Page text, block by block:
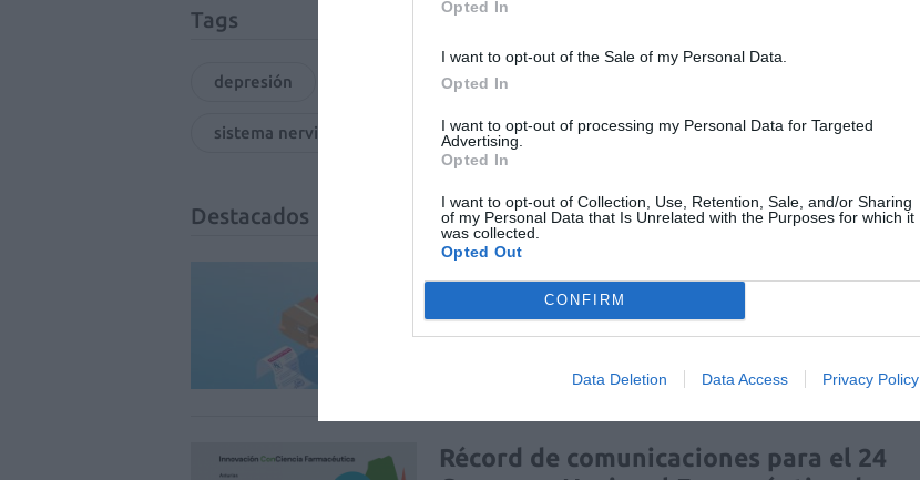
Opted In
I want to opt-out of the Sale of my Personal Data.
Opted In
I want to opt-out of processing my Personal Data for Targeted
Advertising.
Opted In
I want to opt-out of Collection, Use, Retention, Sale, and/or Sharing
of my Personal Data that Is Unrelated with the Purposes for which it
was collected.
Opted Out
CONFIRM
Data Deletion Data Access Privacy Policy
Tags
depresión trastorno bipolar
sistema nervioso central
Destacados
La venta online de medicamentos de
uso humano: seguridad y trazabilidad
Récord de comunicaciones para el 24